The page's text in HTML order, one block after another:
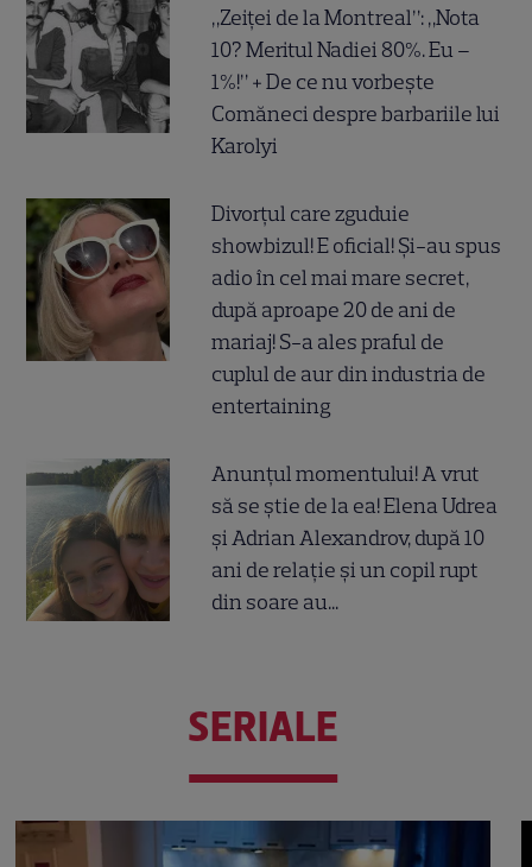
„Zeiței de la Montreal”: „Nota
10? Meritul Nadiei 80%. Eu –
1%!” + De ce nu vorbește
Comăneci despre barbariile lui
Karolyi
Divorțul care zguduie
showbizul! E oficial! Și-au spus
adio în cel mai mare secret,
după aproape 20 de ani de
mariaj! S-a ales praful de
cuplul de aur din industria de
entertaining
Anunțul momentului! A vrut
să se știe de la ea! Elena Udrea
și Adrian Alexandrov, după 10
ani de relație și un copil rupt
din soare au...
SERIALE